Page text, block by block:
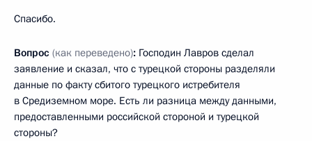
Спасибо.
Вопрос (как переведено): Господин Лавров сделал
заявление и сказал, что с турецкой стороны разделяли
данные по факту сбитого турецкого истребителя
в Средиземном море. Есть ли разница между данными,
предоставленными российской стороной и турецкой
стороны?